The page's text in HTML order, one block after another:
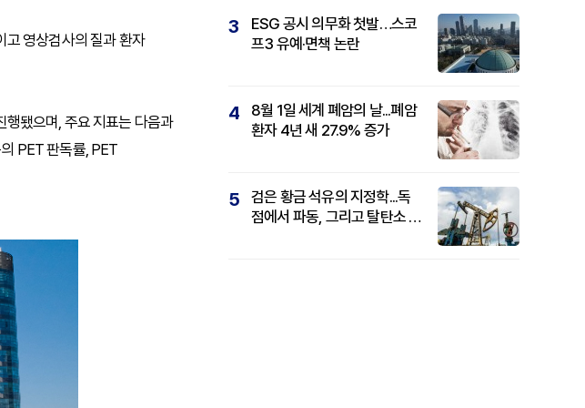
고 영상검사의 질과 환자
됐으며, 주요 지표는 다음과
PET 판독률, PET
3
ESG 공시 의무화 첫발…스코
프3 유예·면책 논란
4
8월 1일 세계 폐암의 날...폐암
환자 4년 새 27.9% 증가
5
검은 황금 석유의 지정학...독
점에서 파동, 그리고 탈탄소 패